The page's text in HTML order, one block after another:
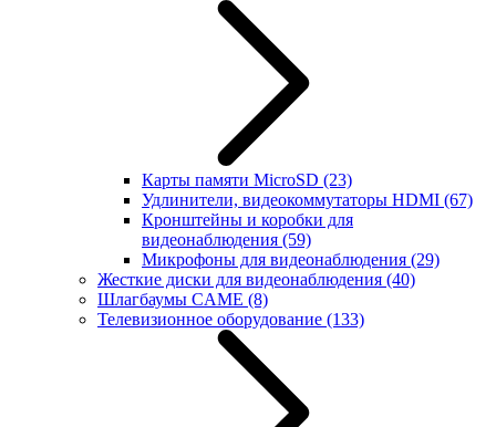
Карты памяти MicroSD (23)
Удлинители, видеокоммутаторы HDMI (67)
Кронштейны и коробки для
видеонаблюдения (59)
Микрофоны для видеонаблюдения (29)
Жесткие диски для видеонаблюдения (40)
Шлагбаумы CAME (8)
Телевизионное оборудование (133)